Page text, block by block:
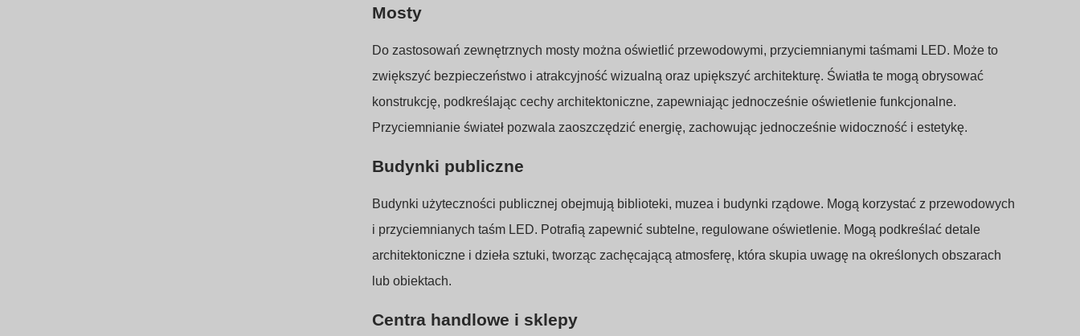
Mosty
Do zastosowań zewnętrznych mosty można oświetlić przewodowymi, przyciemnianymi taśmami LED. Może to
zwiększyć bezpieczeństwo i atrakcyjność wizualną oraz upiększyć architekturę. Światła te mogą obrysować
konstrukcję, podkreślając cechy architektoniczne, zapewniając jednocześnie oświetlenie funkcjonalne.
Przyciemnianie świateł pozwala zaoszczędzić energię, zachowując jednocześnie widoczność i estetykę.
Budynki publiczne
Budynki użyteczności publicznej obejmują biblioteki, muzea i budynki rządowe. Mogą korzystać z przewodowych
i przyciemnianych taśm LED. Potrafią zapewnić subtelne, regulowane oświetlenie. Mogą podkreślać detale
architektoniczne i dzieła sztuki, tworząc zachęcającą atmosferę, która skupia uwagę na określonych obszarach
lub obiektach.
Centra handlowe i sklepy